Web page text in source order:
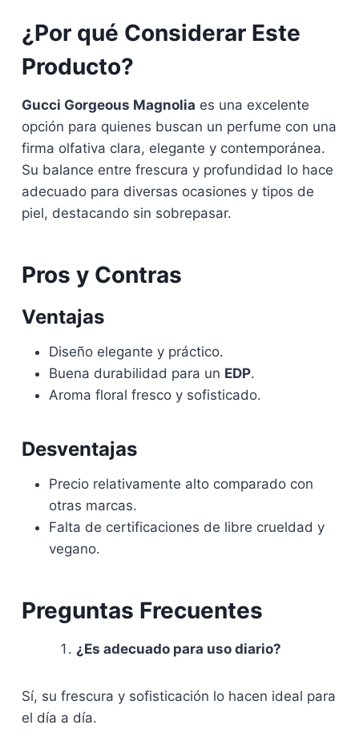
¿Por qué Considerar Este
Producto?
Gucci Gorgeous Magnolia es una excelente
opción para quienes buscan un perfume con una
firma olfativa clara, elegante y contemporánea.
Su balance entre frescura y profundidad lo hace
adecuado para diversas ocasiones y tipos de
piel, destacando sin sobrepasar.
Pros y Contras
Ventajas
Diseño elegante y práctico.
Buena durabilidad para un EDP.
Aroma floral fresco y sofisticado.
Desventajas
Precio relativamente alto comparado con
otras marcas.
Falta de certificaciones de libre crueldad y
vegano.
Preguntas Frecuentes
¿Es adecuado para uso diario?
Sí, su frescura y sofisticación lo hacen ideal para
el día a día.